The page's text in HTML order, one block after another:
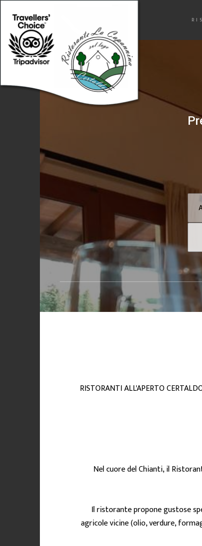
RISTORANTI ALL'APERTO
Nel cuore del Chianti, il
Il ristorante propone gustose
agricole vicine (olio, verdure,